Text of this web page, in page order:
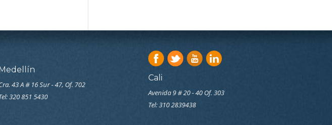
43 A # 16 Sur - 47, Of. 702
320 851 5430
Cali
Avenida 9 # 20 - 40 Of. 303
Tel:310 2839438